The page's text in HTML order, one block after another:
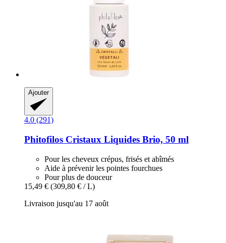
Ajouter
4.0 (291)
Phitofilos Cristaux Liquides Brio, 50 ml
Pour les cheveux crépus, frisés et abîmés
Aide à prévenir les pointes fourchues
Pour plus de douceur
15,49 € (309,80 € / L)
Livraison jusqu'au 17 août